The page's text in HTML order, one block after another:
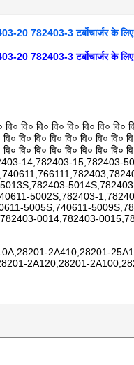
20 782403-3 टर्बोचार्जर के लिए
20 782403-3 टर्बोचार्जर के लिए
वि० वि० वि० वि० वि० वि० वि०
वि० वि० वि० वि० वि० वि० वि०
वि० वि० वि० वि० वि० वि० वि०
14,782403-
5002S,782403-
5005S,740611-
0014,782403-
2A410,28201-
2A120,28201-